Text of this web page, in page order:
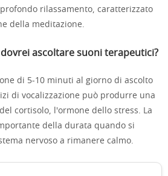
rilassamento, caratterizzato
della meditazione.
ascoltare suoni terapeutici?
di 5-10 minuti al giorno di ascolto
di vocalizzazione può produrre una
cortisolo, l'ormone dello stress. La
della durata quando si
nervoso a rimanere calmo.